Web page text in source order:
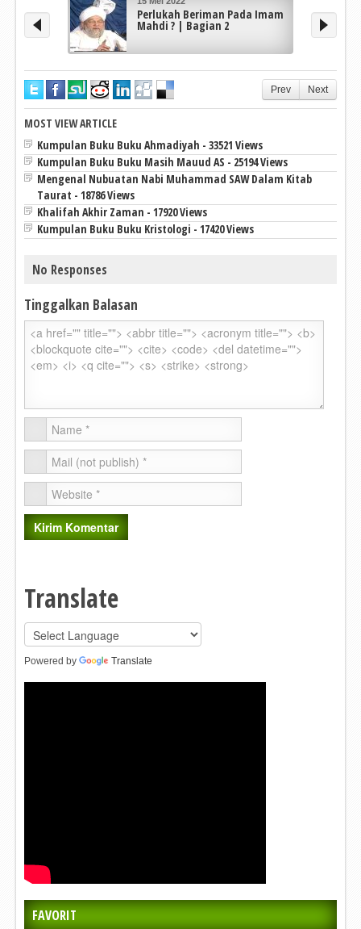
Perlukah Beriman Pada Imam
Mahdi ? | Bagian 2
Prev Next
MOST VIEW ARTICLE
Kumpulan Buku Buku Ahmadiyah - 33521 Views
Kumpulan Buku Buku Masih Mauud AS - 25194 Views
Mengenal Nubuatan Nabi Muhammad SAW Dalam Kitab
Taurat - 18786 Views
Khalifah Akhir Zaman - 17920 Views
Kumpulan Buku Buku Kristologi - 17420 Views
No Responses
Tinggalkan Balasan
Translate
Powered by Translate
FAVORIT